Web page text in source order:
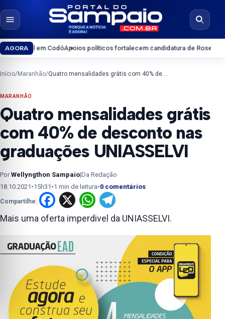
Pular para o conteúdo
Abrir menu
Abrir
AGORA
Codó Apoios políticos fortalecem candidatura de Roseana Sarney ao
Início/Maranhão/ Quatro mensalidades grátis com 40% de desconto nas graduações UNIASSELVI
MARANHÃO
Quatro mensalidades grátis
com 40% de desconto nas
graduações UNIASSELVI
PorWellyngthon Sampaio|Da Redação
18.10.2021 •15h31 •1 min de leitura•0 comentários
Compartilhe: Facebook
X WhatsApp
Mais uma oferta imperdivel da UNIASSELVI.